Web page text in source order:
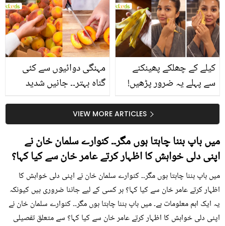
سے متعلق غلط فہمیوں کی
حقیقت کیا ہے اور افواہ
کیا؟
بتائے راز
مہنگی دوائیوں سے کئی
گناہ بہتر۔۔ جانیں شدید
کیوں کھانا چاہیے؟
کیلے کے چھلکے پھینکنے
سے پہلے یہ ضرور پڑھیں!
سستا اور قدرتی حلVIEW MORE ARTICLES
میں باپ بننا چاہتا ہوں مگر۔۔ کنوارے سلمان خان نے
اپنی دلی خواہش کا اظہار کرتے عامر خان سے کیا کہا؟
میں باپ بننا چاہتا ہوں مگر۔۔ کنوارے سلمان خان نے اپنی دلی خواہش کا
اظہار کرتے عامر خان سے کیا کہا؟ ہر کسی کے لیے جاننا ضروری ہیں کیونکہ
یہ ایک اہم معلومات ہے۔ میں باپ بننا چاہتا ہوں مگر۔۔ کنوارے سلمان خان نے
اپنی دلی خواہش کا اظہار کرتے عامر خان سے کیا کہا؟ سے متعلق تفصیلی